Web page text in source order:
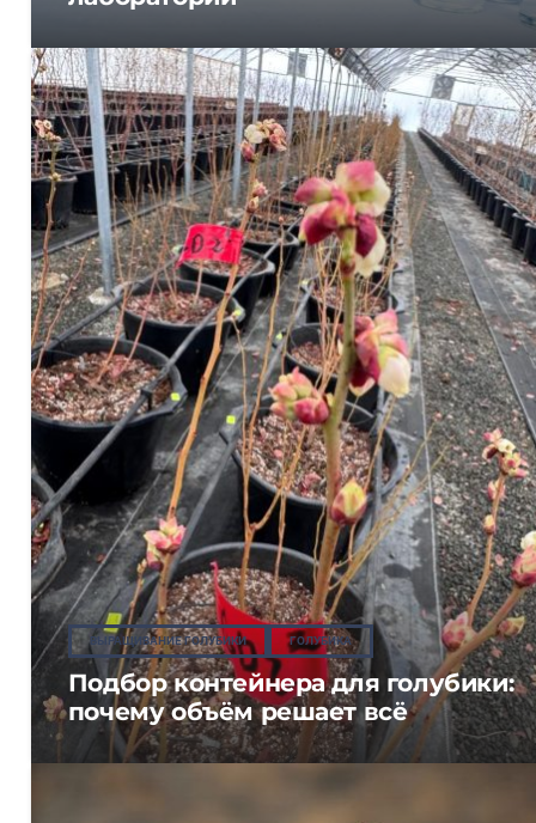
ВЫРАЩИВАНИЕ ГОЛУБИКИ ГОЛУБИКА
Подбор контейнера для голубики:
почему объём решает всё